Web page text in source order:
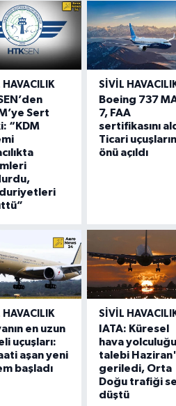
HAVACILIK
Sert
“KDM
SIVIL
Boeing 737
7, FAA
sertifikasını
Ticari uçuşların
önü açıldı
HAVACILIK
en uzun
uçuşları:
aşan yeni
başladı
SIVIL
IATA: Küresel
hava yolculuğu
talebi
geriledi, Orta
Doğu trafiği
düştü